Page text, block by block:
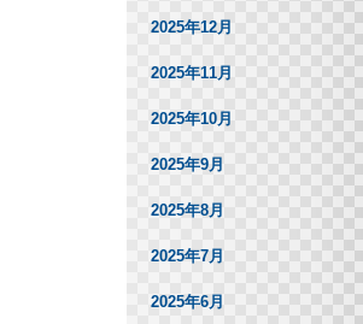
2025年12月
2025年11月
2025年10月
2025年9月
2025年8月
2025年7月
2025年6月